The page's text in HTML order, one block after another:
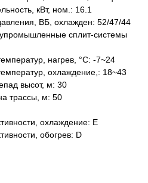
кВт, ном.: 16.1
ВБ, охлажден: 52/47/44
сплит-системы
нагрев, °C: -7~24
охлаждение,: 18~43
высот, м: 30
трассы, м: 50
охлаждение: E
обогрев: D